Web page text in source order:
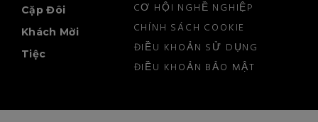
Cặp Đôi
Khách Mời
Tiệc
CƠ HỘI NGHỀ NGHIỆP
CHÍNH SÁCH COOKIE
ĐIỀU KHOẢN SỬ DỤNG
ĐIỀU KHOẢN BẢO MẬT